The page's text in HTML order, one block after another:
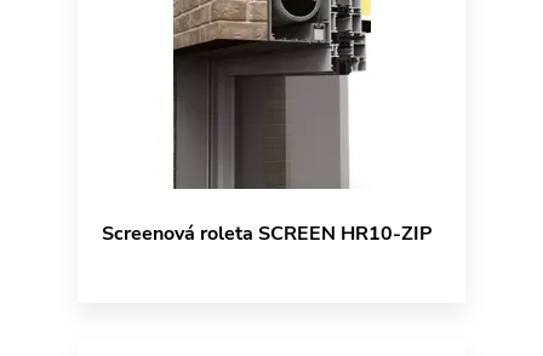
Screenová roleta SCREEN HR10-ZIP